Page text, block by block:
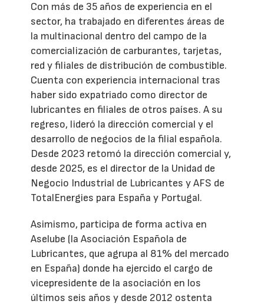
Con más de 35 años de experiencia en el
sector, ha trabajado en diferentes áreas de
la multinacional dentro del campo de la
comercialización de carburantes, tarjetas,
red y filiales de distribución de combustible.
Cuenta con experiencia internacional tras
haber sido expatriado como director de
lubricantes en filiales de otros países. A su
regreso, lideró la dirección comercial y el
desarrollo de negocios de la filial española.
Desde 2023 retomó la dirección comercial y,
desde 2025, es el director de la Unidad de
Negocio Industrial de Lubricantes y AFS de
TotalEnergies para España y Portugal.
Asimismo, participa de forma activa en
Aselube (la Asociación Española de
Lubricantes, que agrupa al 81% del mercado
en España) donde ha ejercido el cargo de
vicepresidente de la asociación en los
últimos seis años y desde 2012 ostenta